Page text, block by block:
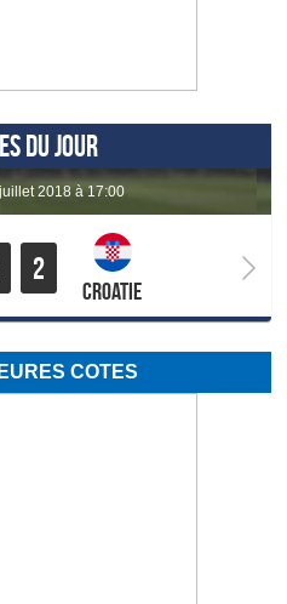
DU JOUR
2018 à 17:00
2
Croatie
COTES